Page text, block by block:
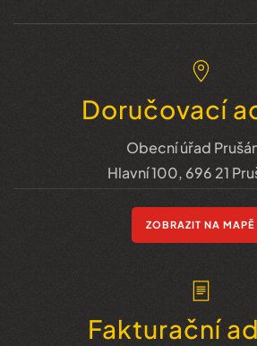
Doručovací
Obecní úřad
Hlavní 100, 696 21
ZOBRAZIT NA MAPĚ
Fakturační